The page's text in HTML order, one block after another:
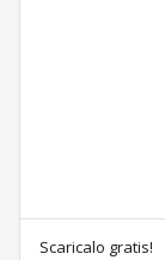
Scaricalo gratis!